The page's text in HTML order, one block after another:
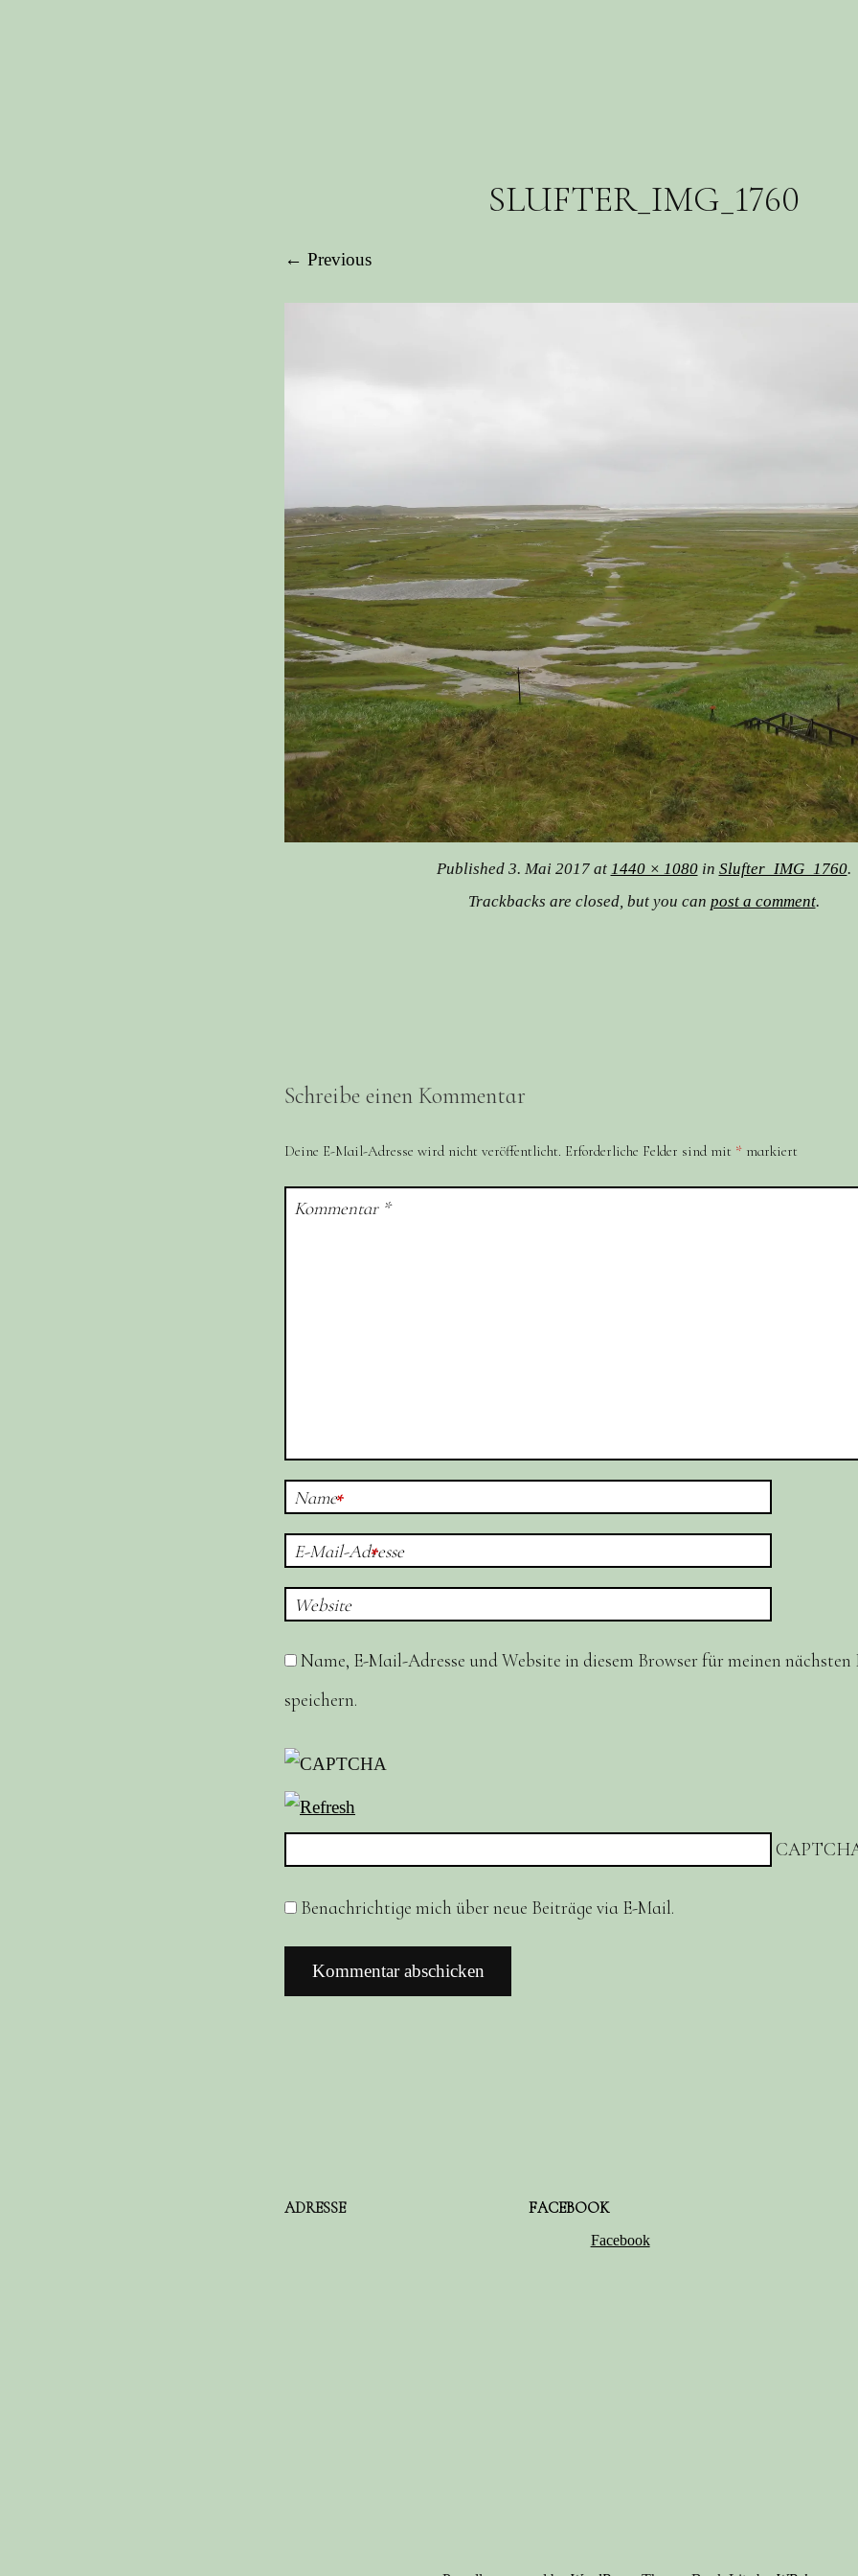
SLUFTER_IMG_1760
← Previous
Published 3. Mai 2017at 1440 × 1080in Slufter_IMG_1760.
Trackbacks are closed, but you can post a comment.
Schreibe einen Kommentar
Deine E-Mail-Adresse wird nicht veröffentlicht. Erforderliche Felder sind mit * markiert
Kommentar *
Name*
E-Mail-Adresse
*
Website
Name, E-Mail-Adresse und Website in diesem Browser für meinen
speichern.
Benachrichtige mich über neue Beiträge via E-Mail.
ADRESSE FACEBOOK
Facebook